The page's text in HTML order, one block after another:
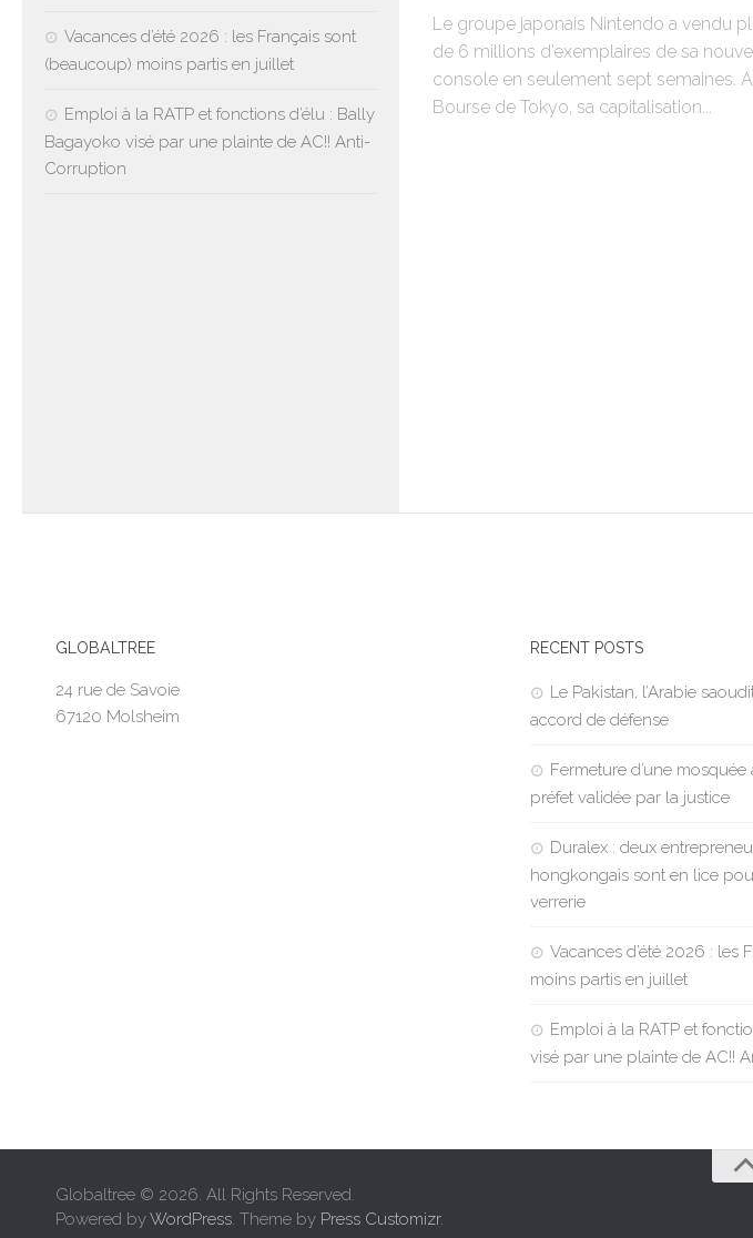
Le groupe japonais Nintendo a vendu
de 6 millions d’exemplaires de sa
console en seulement sept semaines.
Bourse de Tokyo, sa capitalisation...
Vacances d’été 2026 : les Français sont
(beaucoup) moins partis en juillet
Emploi à la RATP et fonctions d’élu : Bally
Bagayoko visé par une plainte de AC!! Anti-
Corruption
GLOBALTREE
24 rue de Savoie
67120 Molsheim
RECENT POSTS
Le Pakistan, l’Arabie
accord de défense
Fermeture d’une
préfet validée par la justice
Duralex : deux
hongkongais sont en lice
verrerie
Vacances d’été 2026 : les
moins partis en juillet
Emploi à la RATP et
visé par une plainte de AC!!
Globaltree © 2026. All Rights Reserved.
Powered byWordPress. Theme by Press Customizr.